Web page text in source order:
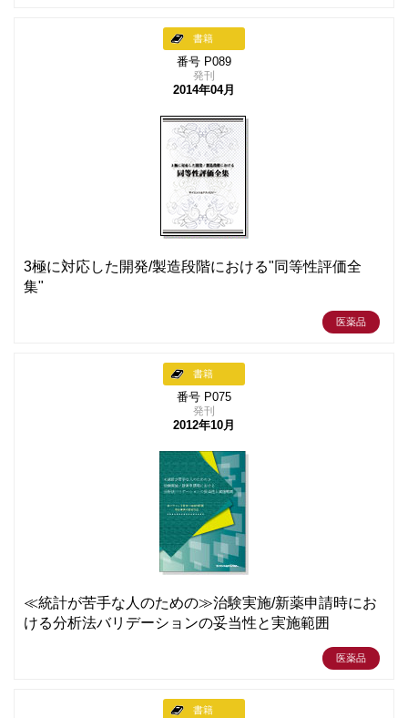
書籍
番号 P089
発刊
2014年04月
3極に対応した開発/製造段階における"同等性評価全
集"
医薬品
書籍
番号 P075
発刊
2012年10月
≪統計が苦手な人のための≫治験実施/新薬申請時にお
ける分析法バリデーションの妥当性と実施範囲
医薬品
書籍